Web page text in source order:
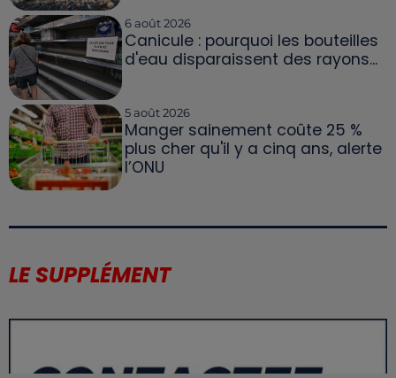
6 août 2026
Canicule : pourquoi les bouteilles
d'eau disparaissent des rayons...
5 août 2026
Manger sainement coûte 25 %
plus cher qu'il y a cinq ans, alerte
l’ONU
LE SUPPLÉMENT